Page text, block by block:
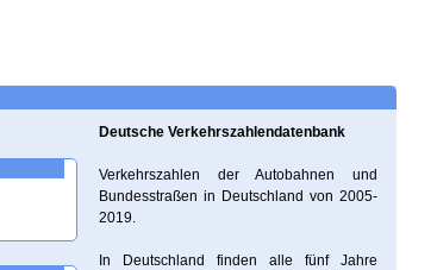
Deutsche Verkehrszahlendatenbank
Verkehrszahlen der Autobahnen und
Bundesstraßen in Deutschland von 2005-
2019.
In Deutschland finden alle fünf Jahre